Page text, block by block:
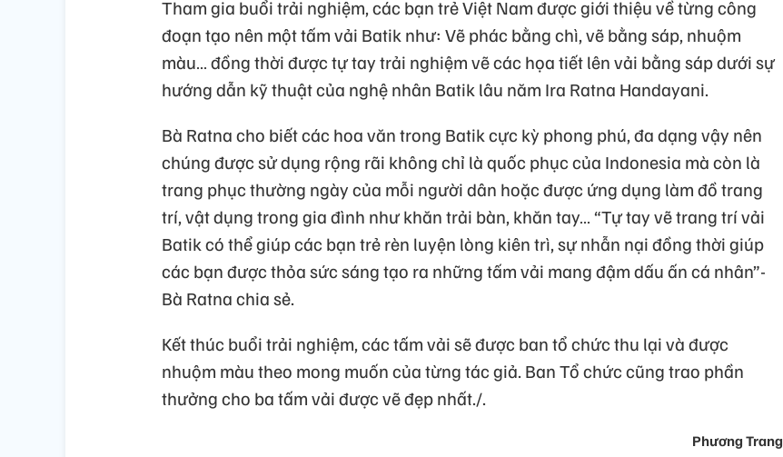
Tham gia buổi trải nghiệm, các bạn trẻ Việt Nam được giới thiệu về từng công
đoạn tạo nên một tấm vải Batik như: Vẽ phác bằng chì, vẽ bằng sáp, nhuộm
màu… đồng thời được tự tay trải nghiệm vẽ các họa tiết lên vải bằng sáp dưới sự
hướng dẫn kỹ thuật của nghệ nhân Batik lâu năm Ira Ratna Handayani.
Bà Ratna cho biết các hoa văn trong Batik cực kỳ phong phú, đa dạng vậy nên
chúng được sử dụng rộng rãi không chỉ là quốc phục của Indonesia mà còn là
trang phục thường ngày của mỗi người dân hoặc được ứng dụng làm đồ trang
trí, vật dụng trong gia đình như khăn trải bàn, khăn tay… “Tự tay vẽ trang trí vải
Batik có thể giúp các bạn trẻ rèn luyện lòng kiên trì, sự nhẫn nại đồng thời giúp
các bạn được thỏa sức sáng tạo ra những tấm vải mang đậm dấu ấn cá nhân”-
Bà Ratna chia sẻ.
Kết thúc buổi trải nghiệm, các tấm vải sẽ được ban tổ chức thu lại và được
nhuộm màu theo mong muốn của từng tác giả. Ban Tổ chức cũng trao phần
thưởng cho ba tấm vải được vẽ đẹp nhất./.
Phương Trang